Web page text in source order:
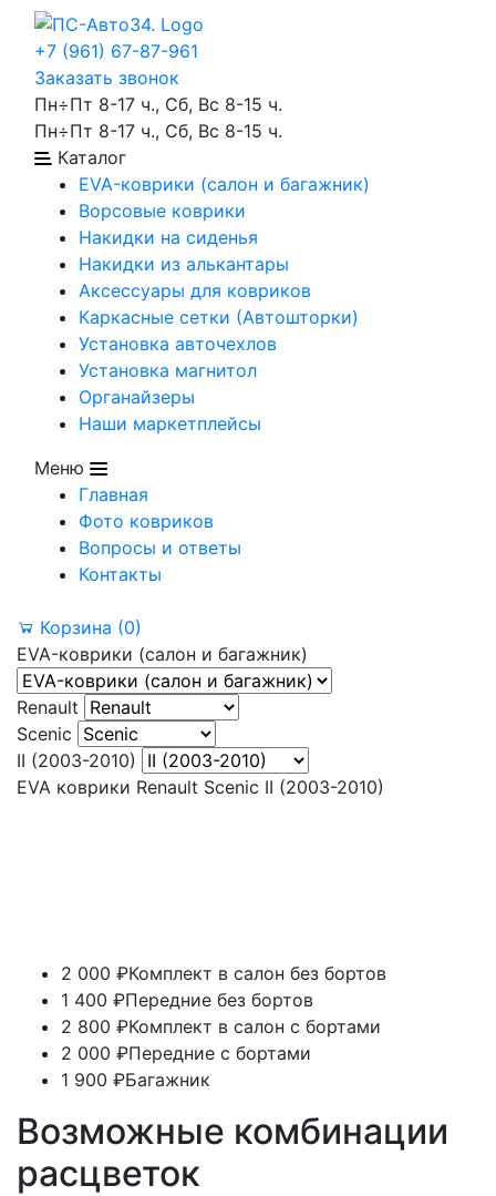
+7 (961) 67-87-961
Заказать звонок
Пн÷Пт 8-17 ч., Сб, Вс 8-15 ч.
Пн÷Пт 8-17 ч., Сб, Вс 8-15 ч.
Каталог
EVA-коврики (салон и багажник)
Ворсовые коврики
Накидки на сиденья
Накидки из алькантары
Аксессуары для ковриков
Каркасные сетки (Автошторки)
Установка авточехлов
Установка магнитол
Органайзеры
Наши маркетплейсы
Меню
Главная
Фото ковриков
Вопросы и ответы
Контакты
Корзина (0)
EVA-коврики (салон и багажник)
Renault
Scenic
II (2003-2010)
EVA коврики Renault Scenic II (2003-2010)
2 000 ₽Комплект в салон без бортов
1 400 ₽Передние без бортов
2 800 ₽Комплект в салон с бортами
2 000 ₽Передние с бортами
1 900 ₽Багажник
Возможные комбинации
расцветок